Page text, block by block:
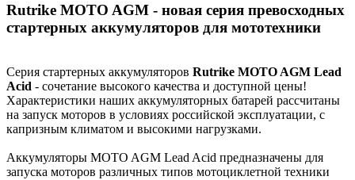
Rutrike MOTO AGM - новая серия превосходных
стартерных аккумуляторов для мототехники
Серия стартерных аккумуляторов Rutrike MOTO AGM Lead
Acid - сочетание высокого качества и доступной цены!
Характеристики наших аккумуляторных батарей рассчитаны
на запуск моторов в условиях российской эксплуатации, с
капризным климатом и высокими нагрузками.
Аккумуляторы MOTO AGM Lead Acid предназначены для
запуска моторов различных типов мотоциклетной техники